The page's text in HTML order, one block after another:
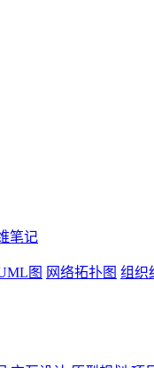
笔记
图 网络拓扑图 组织